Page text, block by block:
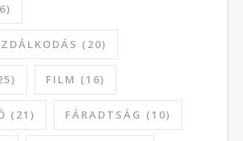
(20)
FILM (16)
(21) FÁRADTSÁG (10)